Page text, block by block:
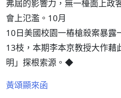
弗屆的影響力，無一檯面上政
會上氾濫。10月
10日美國校園一樁槍殺案暴露
13枝，本期李本京教授大作藉
明」探根索源。◆
黃頌顯來函